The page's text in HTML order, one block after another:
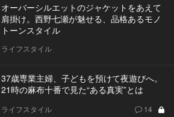
オーバーシルエットのジャケットをあえて
肩掛け。西野七瀬が魅せる、品格あるモノ
トーンスタイル
ライフスタイル
37歳専業主婦、子どもを預けて夜遊びへ。
21時の麻布十番で見た“ある真実”とは
ライフスタイル 14